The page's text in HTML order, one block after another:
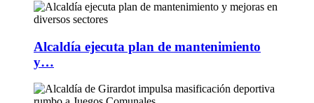
Alcaldía ejecuta plan de mantenimiento
y…